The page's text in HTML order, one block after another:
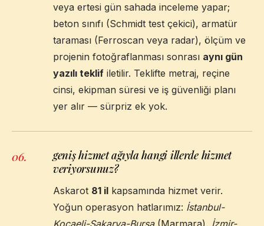
veya ertesi gün sahada inceleme yapar;
beton sınıfı (Schmidt test çekici), armatür
taraması (Ferroscan veya radar), ölçüm ve
projenin fotoğraflanması sonrası aynı gün
yazılı teklif iletilir. Teklifte metraj, reçine
cinsi, ekipman süresi ve iş güvenliği planı
yer alır — sürpriz ek yok.
06.
geniş hizmet ağıyla hangi illerde hizmet
veriyorsunuz?
Askarot 81 il kapsamında hizmet verir.
Yoğun operasyon hatlarımız: İstanbul-
Kocaeli-Sakarya-Bursa(Marmara), İzmir-